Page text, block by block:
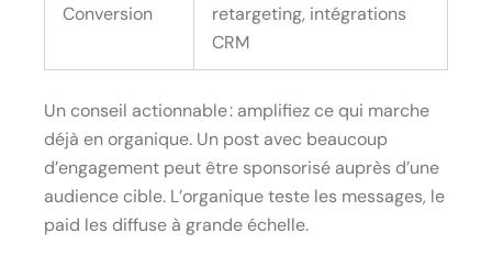
Conversion
retargeting, intégrations
CRM
Un conseil actionnable : amplifiez ce qui marche
déjà en organique. Un post avec beaucoup
d’engagement peut être sponsorisé auprès d’une
audience cible. L’organique teste les messages, le
paid les diffuse à grande échelle.